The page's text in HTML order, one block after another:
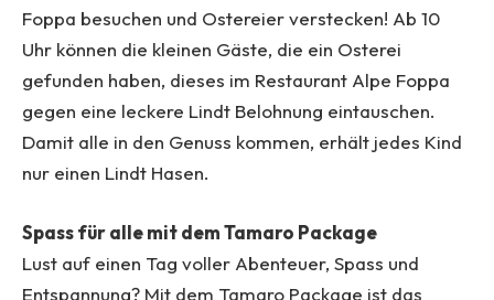
Foppa besuchen und Ostereier verstecken! Ab 10
Uhr können die kleinen Gäste, die ein Osterei
gefunden haben, dieses im Restaurant Alpe Foppa
gegen eine leckere Lindt Belohnung eintauschen.
Damit alle in den Genuss kommen, erhält jedes Kind
nur einen Lindt Hasen.
Spass für alle mit dem Tamaro Package
Lust auf einen Tag voller Abenteuer, Spass und
Entspannung? Mit dem Tamaro Package ist das